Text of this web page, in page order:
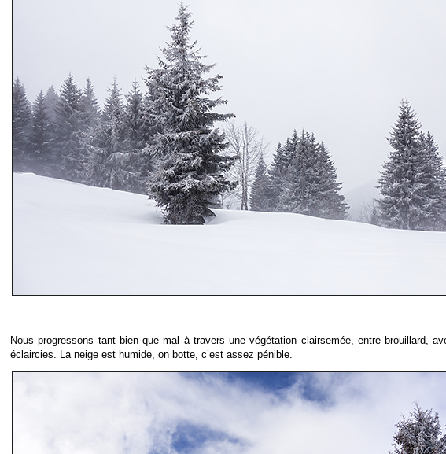
Nous progressons tant bien que mal à travers une végétation clairsemée, entre brouillard,
éclaircies. La neige est humide, on botte, c’est assez pénible.